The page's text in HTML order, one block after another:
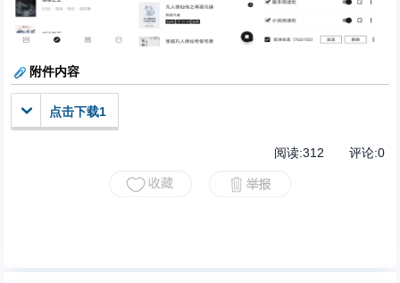
附件内容
点击下载1
阅读:312 评论:0